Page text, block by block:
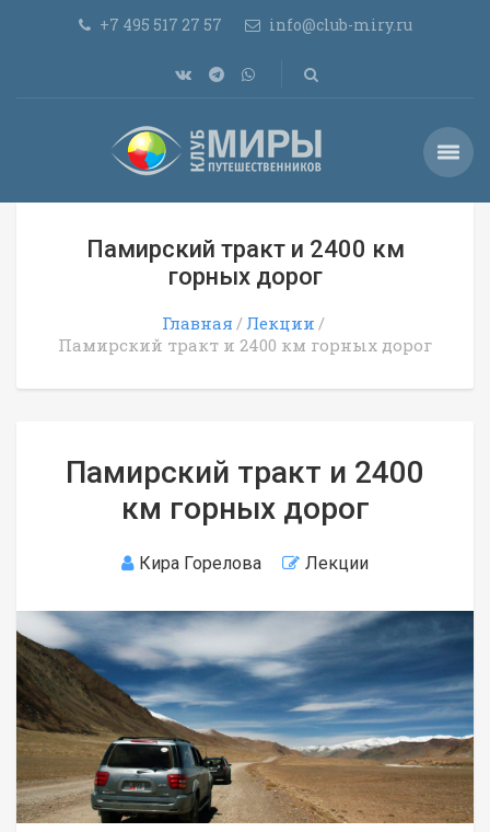
+7 495 517 27 57 info@club-miry.ru
Памирский тракт и 2400 км
горных дорог
Главная
Лекции
Памирский тракт и 2400 км горных дорог
Памирский тракт и 2400
км горных дорог
Кира Горелова Лекции